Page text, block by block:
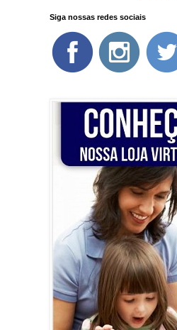
Siga nossas redes sociais